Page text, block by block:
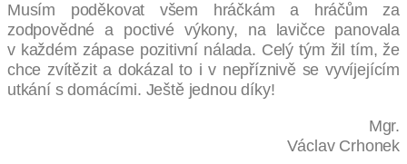
Musím poděkovat všem hráčkám a hráčům za
zodpovědné a poctivé výkony, na lavičce panovala
v každém zápase pozitivní nálada. Celý tým žil tím, že
chce zvítězit a dokázal to i v nepříznivě se vyvíjejícím
utkání s domácími. Ještě jednou díky!
Mgr.
Václav Crhonek